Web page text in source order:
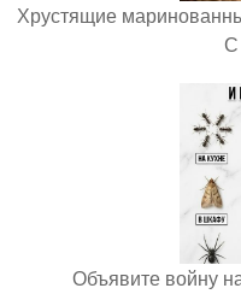
Хрустящие
С
Объявите войну